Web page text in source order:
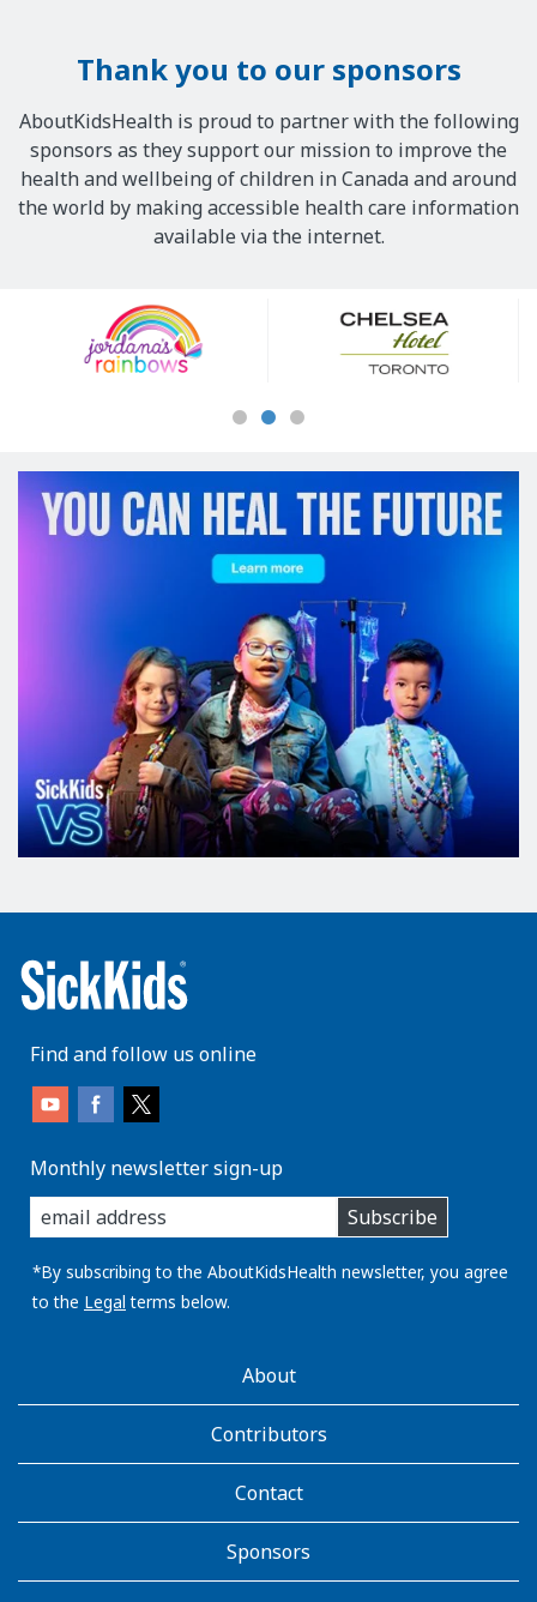
Thank you to our sponsors
AboutKidsHealth is proud to partner with the following
sponsors as they support our mission to improve the
health and wellbeing of children in Canada and around
the world by making accessible health care information
available via the internet.
Sponsors
Find and follow us online
Monthly newsletter sign-up
enter
you
email
address:
Subscribe
*By subscribing to the AboutKidsHealth newsletter, you agree
to the Legal terms below.
AboutKidsHealthAbout
Contributors
Contact
Sponsors